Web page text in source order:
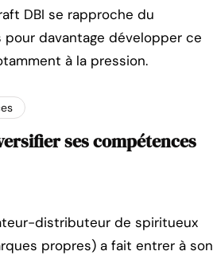
DBI se rapproche du
davantage développer ce
à la pression.
ses compétences
distributeur de spiritueux
propres) a fait entrer à son